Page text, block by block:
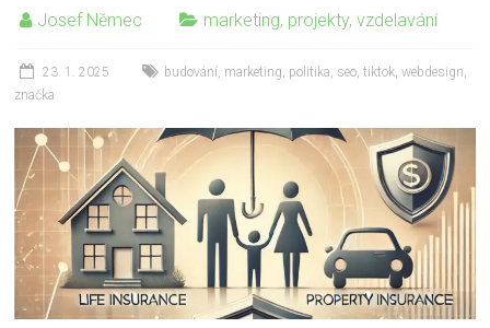
Josef Němec marketing, projekty,vzdelavání
23. 1. 2025 budování, marketing, politika, seo,tiktok,webdesign,
značka